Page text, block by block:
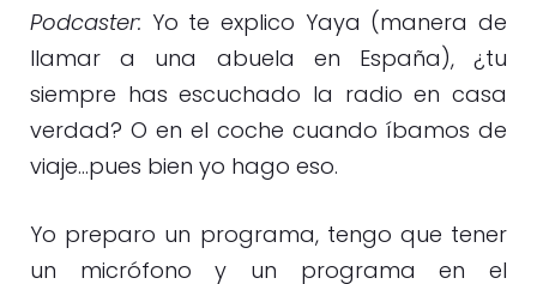
Podcaster: Yo te explico Yaya (manera de
llamar a una abuela en España), ¿tu
siempre has escuchado la radio en casa
verdad? O en el coche cuando íbamos de
viaje…pues bien yo hago eso.
Yo preparo un programa, tengo que tener
un micrófono y un programa en el